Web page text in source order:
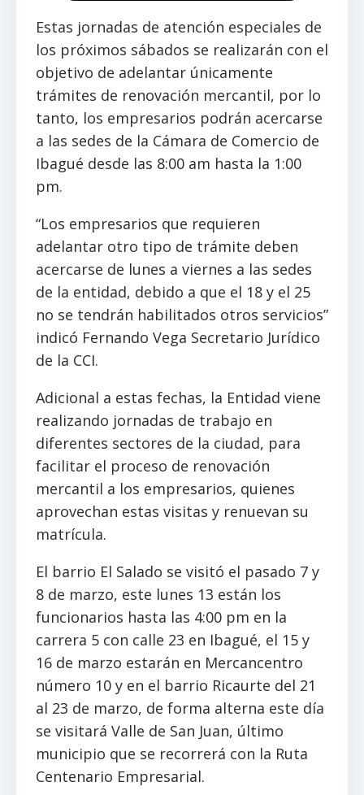
Estas jornadas de atención especiales de
los próximos sábados se realizarán con el
objetivo de adelantar únicamente
trámites de renovación mercantil, por lo
tanto, los empresarios podrán acercarse
a las sedes de la Cámara de Comercio de
Ibagué desde las 8:00 am hasta la 1:00
pm.
“Los empresarios que requieren
adelantar otro tipo de trámite deben
acercarse de lunes a viernes a las sedes
de la entidad, debido a que el 18 y el 25
no se tendrán habilitados otros servicios”
indicó Fernando Vega Secretario Jurídico
de la CCI.
Adicional a estas fechas, la Entidad viene
realizando jornadas de trabajo en
diferentes sectores de la ciudad, para
facilitar el proceso de renovación
mercantil a los empresarios, quienes
aprovechan estas visitas y renuevan su
matrícula.
El barrio El Salado se visitó el pasado 7 y
8 de marzo, este lunes 13 están los
funcionarios hasta las 4:00 pm en la
carrera 5 con calle 23 en Ibagué, el 15 y
16 de marzo estarán en Mercancentro
número 10 y en el barrio Ricaurte del 21
al 23 de marzo, de forma alterna este día
se visitará Valle de San Juan, último
municipio que se recorrerá con la Ruta
Centenario Empresarial.